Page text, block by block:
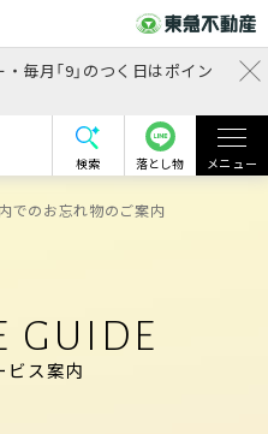
毎月「9」のつく日はポイン
検索 落とし物 メニュー
でのお忘れ物のご案内
GUIDE
ビス案内